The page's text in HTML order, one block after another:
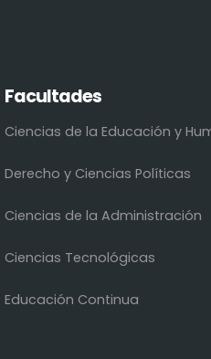
Facultades
Ciencias de la Educación y
Derecho y Ciencias Políticas
Ciencias de la Administración
Ciencias Tecnológicas
Educación Continua